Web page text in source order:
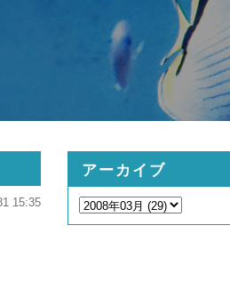
15:35
アーカイブ